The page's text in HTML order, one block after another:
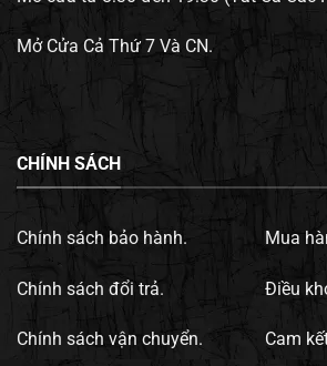
Mở Cửa Cả Thứ 7 Và CN.
CHÍNH SÁCH
Chính sách bảo hành.
Chính sách đổi trả.
Chính sách vận chuyển.
Mua
Điều
Cam